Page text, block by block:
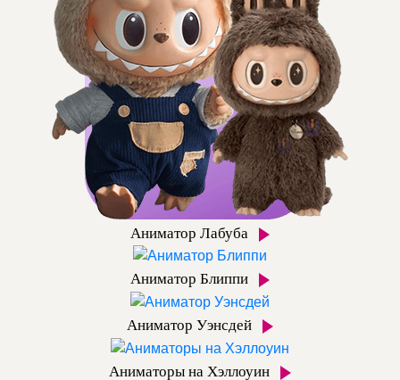
Аниматор Лабуба
Аниматор Блиппи
Аниматор Уэнсдей
Аниматоры на Хэллоуин